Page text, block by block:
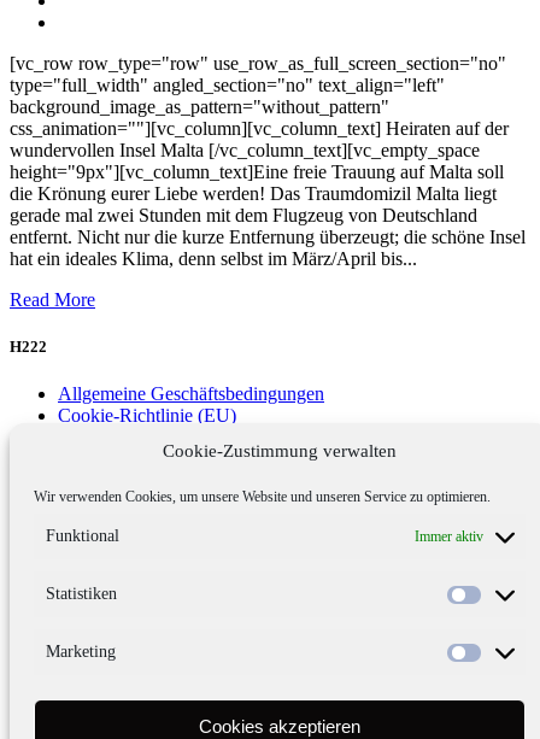
Cookie-Zustimmung verwalten
Wir verwenden Cookies, um unsere Website und unseren Service zu optimieren.
Funktional Immer aktiv
Statistiken
Marketing
Cookies akzeptieren
[vc_row row_type="row" use_row_as_full_screen_section="no"
type="full_width" angled_section="no" text_align="left"
background_image_as_pattern="without_pattern"
css_animation=""][vc_column][vc_column_text] Heiraten auf der
wundervollen Insel Malta [/vc_column_text][vc_empty_space
height="9px"][vc_column_text]Eine freie Trauung auf Malta soll
die Krönung eurer Liebe werden! Das Traumdomizil Malta liegt
gerade mal zwei Stunden mit dem Flugzeug von Deutschland
entfernt. Nicht nur die kurze Entfernung überzeugt; die schöne Insel
hat ein ideales Klima, denn selbst im März/April bis...
Read More
H222
Allgemeine Geschäftsbedingungen
Cookie-Richtlinie (EU)
Say Yes!